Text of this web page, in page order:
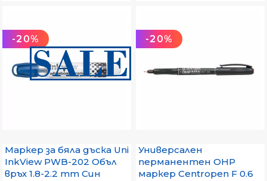
-20%
Маркер за бяла дъска Uni
InkView PWB-202 Объл
връх 1.8-2.2 mm Син
-20%
Универсален
перманентен OHP
маркер Centropen F 0.6